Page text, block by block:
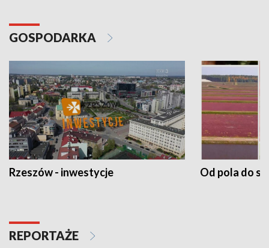
GOSPODARKA
Rzeszów - inwestycje Od pola do
REPORTAŻE